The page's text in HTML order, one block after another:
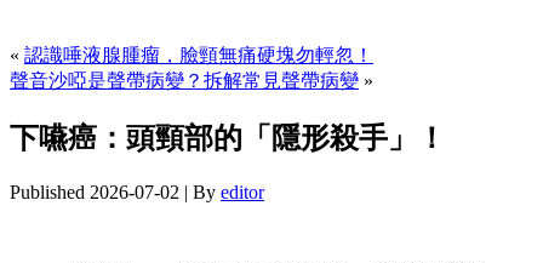
« 認識唾液腺腫瘤，臉頸無痛硬塊勿輕忽！
聲音沙啞是聲帶病變？拆解常見聲帶病變 »
下嚥癌：頭頸部的「隱形殺手」！
Published 2026-07-02 | By editor